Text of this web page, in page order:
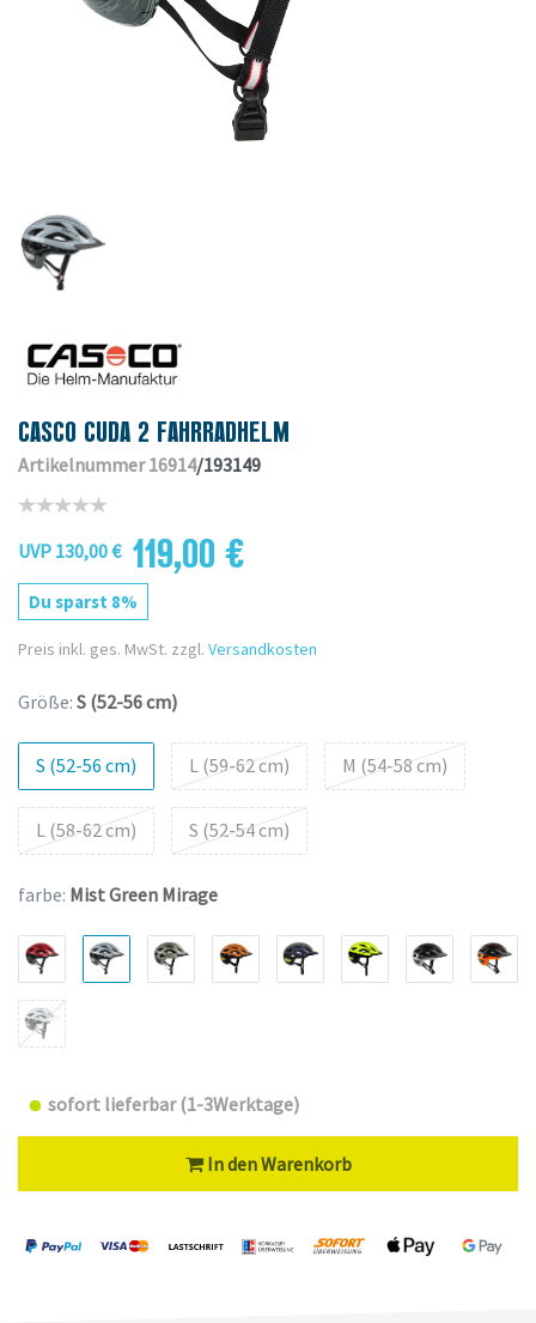
CASCO CUDA 2 FAHRRADHELM
Artikelnummer 16914/193149
UVP 130,00 € 119,00 €
Du sparst 8%
Preis inkl. ges. MwSt. zzgl. Versandkosten
Größe: S (52-56 cm)
S (52-56 cm) L (59-62 cm) M (54-58 cm)
L (58-62 cm) S (52-54 cm)
farbe: Mist Green Mirage
sofort lieferbar (1-3Werktage)
In den Warenkorb